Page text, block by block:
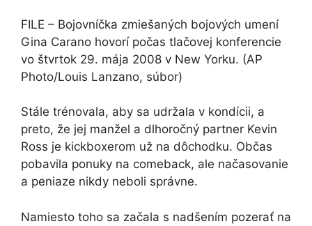
FILE – Bojovníčka zmiešaných bojových umení
Gina Carano hovorí počas tlačovej konferencie
vo štvrtok 29. mája 2008 v New Yorku. (AP
Photo/Louis Lanzano, súbor)
Stále trénovala, aby sa udržala v kondícii, a
preto, že jej manžel a dlhoročný partner Kevin
Ross je kickboxerom už na dôchodku. Občas
pobavila ponuky na comeback, ale načasovanie
a peniaze nikdy neboli správne.
Namiesto toho sa začala s nadšením pozerať na